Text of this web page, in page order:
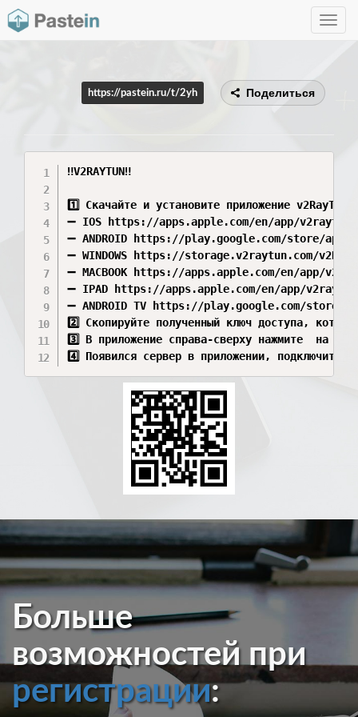
Toggle
https://pastein.ru/t/2yh Поделиться
‼️V2RAYTUN‼️
1️⃣ Скачайте и установите приложение
➖ IOS https://apps.apple.com/en/app/
➖ ANDROID https://play.google.com/store/
➖ WINDOWS https://storage.v2raytun.com/
➖ MACBOOK https://apps.apple.com/en/app/
➖ IPAD https://apps.apple.com/en/app/
➖ ANDROID TV https://play.google.com/
2️⃣ Скопируйте полученный ключ доступа,
3️⃣ В приложение справа-сверху нажмите  на
4️⃣ Появился сервер в приложении,
Больше
возможностей при
регистрации: